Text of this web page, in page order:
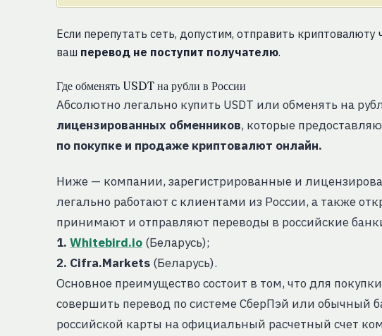
Если перепутать сеть, допустим, отправить криптовалюту
ваш перевод не поступит получателю.
Где обменять USDT на рубли в России
Абсолютно легально купить USDT или обменять на
лицензированных обменников, которые
по покупке и продаже криптовалют онлайн.
Ниже — компании, зарегистрированные и
легально работают с клиентами из России, а также
принимают и отправляют переводы в российские
1. Whitebird.io (Беларусь);
2. Cifra.Markets (Беларусь).
Основное преимущество состоит в том, что для
совершить перевод по системе СберПэй или обычный
российской карты на официальный расчетный счет